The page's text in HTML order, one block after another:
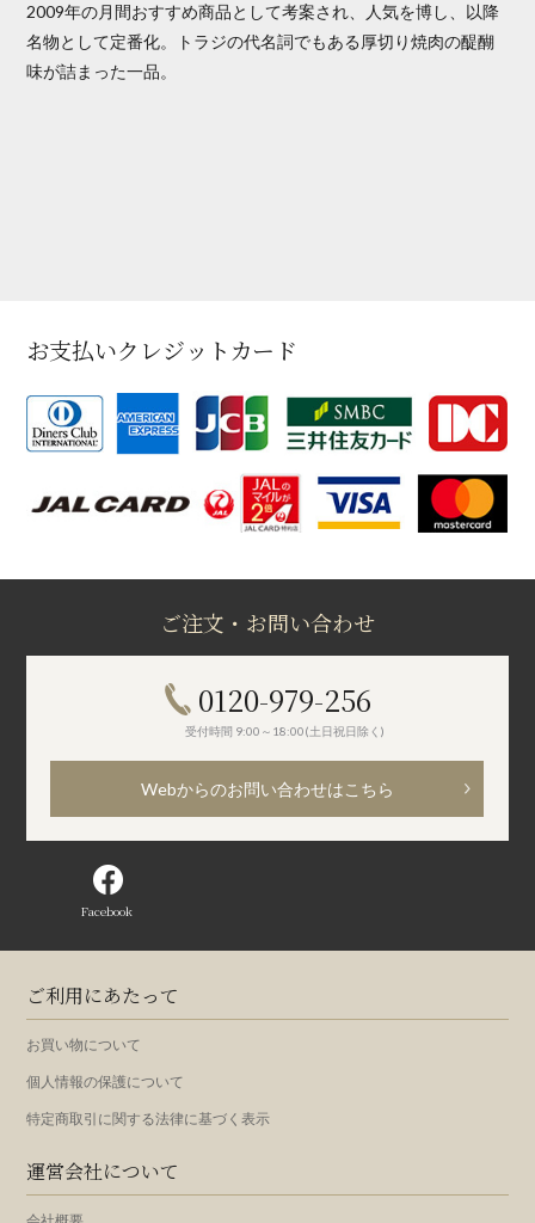
2009年の月間おすすめ商品として考案され、人気を博し、以降
名物として定番化。トラジの代名詞でもある厚切り焼肉の醍醐
味が詰まった一品。
お支払いクレジットカード
ご注文・お問い合わせ
0120-979-256
受付時間 9:00～18:00(土日祝日除く)
Webからのお問い合わせはこちら
Facebook
ご利用にあたって
お買い物について
個人情報の保護について
特定商取引に関する法律に基づく表示
運営会社について